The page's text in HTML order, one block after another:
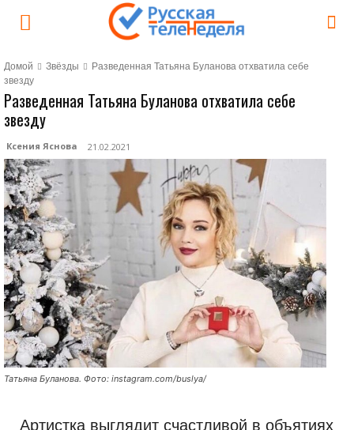
Домой Звёзды
Разведенная Татьяна Буланова отхватила себе
звезду
Разведенная Татьяна Буланова отхватила себе
звезду
Ксения Яснова 21.02.2021
Татьяна Буланова. Фото: instagram.com/buslya/
Артистка выглядит счастливой в объятиях